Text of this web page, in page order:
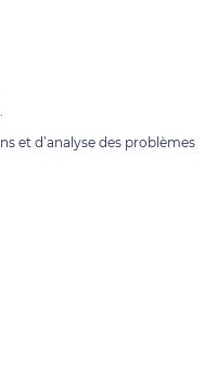
et d’analyse des problèmes